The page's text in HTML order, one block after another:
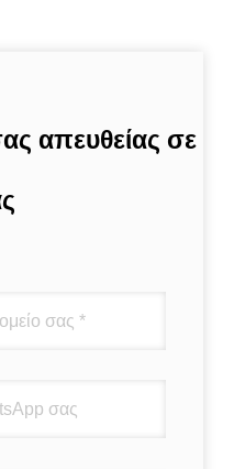
απευθείας σε